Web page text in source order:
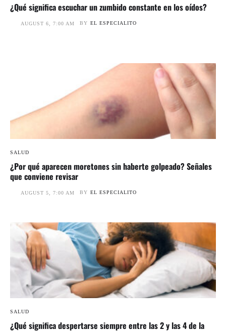
¿Qué significa escuchar un zumbido constante en los oídos?
AUGUST 6, 7:00 AM BY EL ESPECIALITO
SALUD
¿Por qué aparecen moretones sin haberte golpeado? Señales
que conviene revisar
AUGUST 5, 7:00 AM BY EL ESPECIALITO
SALUD
¿Qué significa despertarse siempre entre las 2 y las 4 de la